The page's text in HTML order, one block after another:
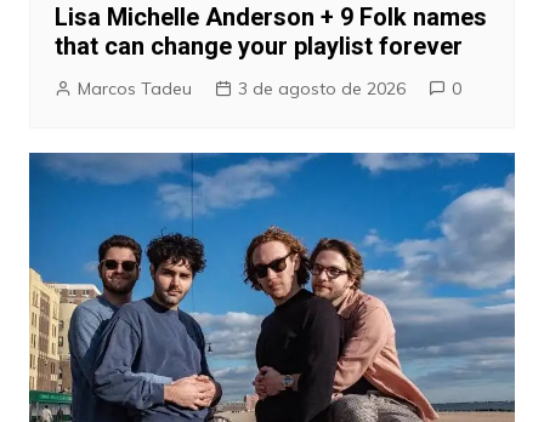
Lisa Michelle Anderson + 9 Folk names
that can change your playlist forever
Marcos Tadeu 3 de agosto de 2026 0